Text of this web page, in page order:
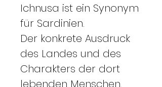
Ichnusa ist ein Synonym
für Sardinien.
Der konkrete Ausdruck
des Landes und des
Charakters der dort
lebenden Menschen.